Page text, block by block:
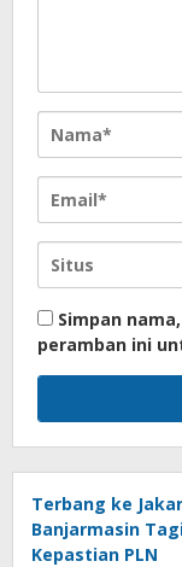
Simpan
peramban ini
Terbang ke
Banjarmasin
Kepastian PLN